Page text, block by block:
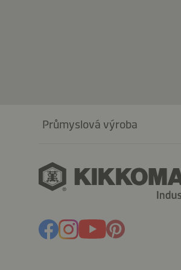
Průmyslová výroba